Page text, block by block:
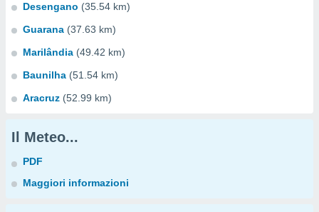
Desengano (35.54 km)
Guarana (37.63 km)
Marilândia (49.42 km)
Baunilha (51.54 km)
Aracruz (52.99 km)
Il Meteo...
PDF
Maggiori informazioni